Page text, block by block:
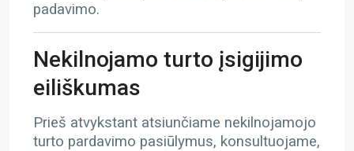
padavimo.
Nekilnojamo turto įsigijimo
eiliškumas
Prieš atvykstant atsiunčiame nekilnojamojo
turto pardavimo pasiūlymus, konsultuojame,